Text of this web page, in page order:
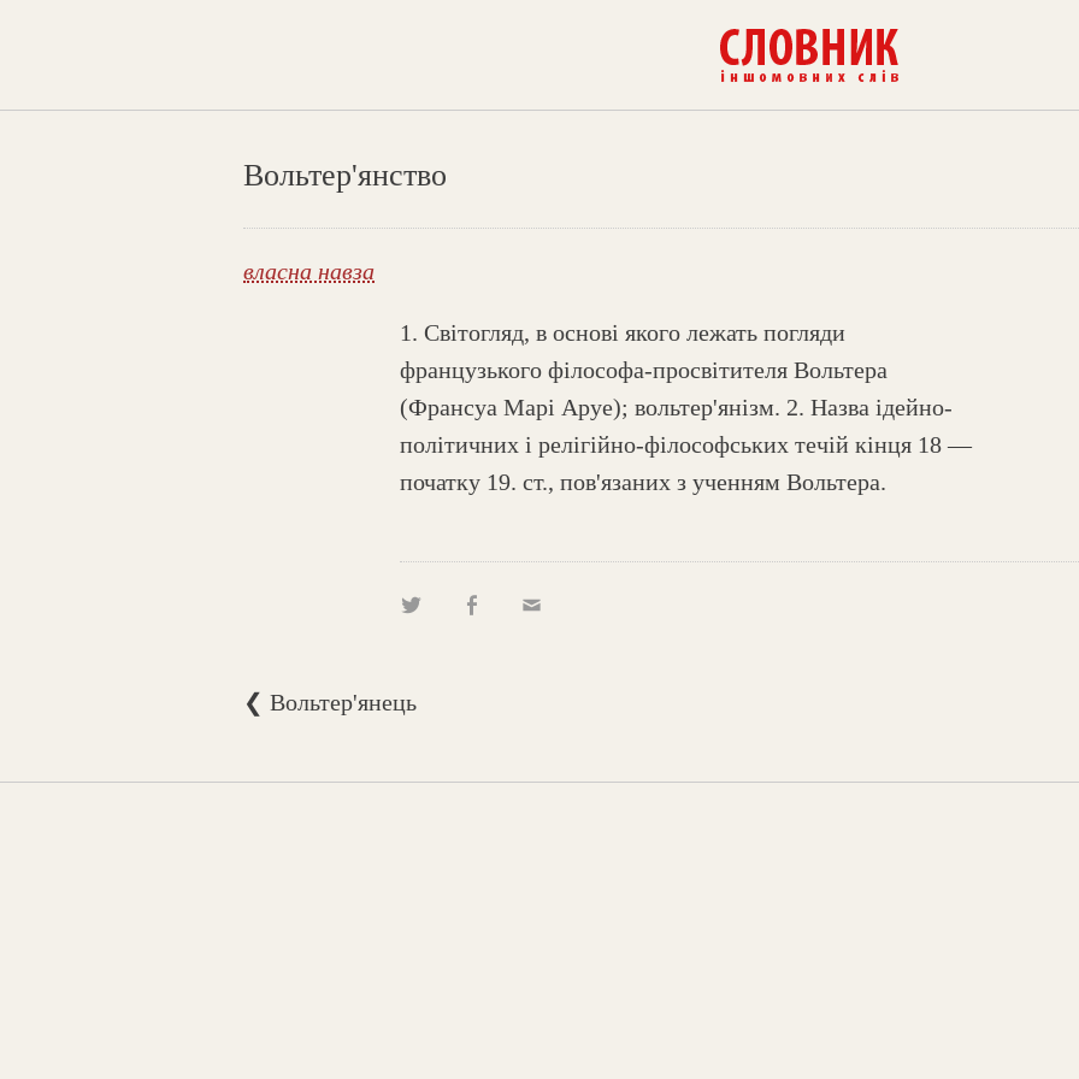
Вольтер'янство
власна навза
1. Світогляд, в основі якого лежать погляди
французького філософа-просвітителя Вольтера
(Франсуа Марі Аруе); вольтер'янізм. 2. Назва ідейно-
політичних і релігійно-філософських течій кінця 18 —
початку 19. ст., пов'язаних з ученням Вольтера.
❮ Вольтер'янець